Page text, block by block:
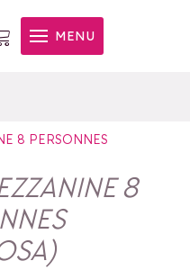
MENU
8
8 PERSONNES
8
)